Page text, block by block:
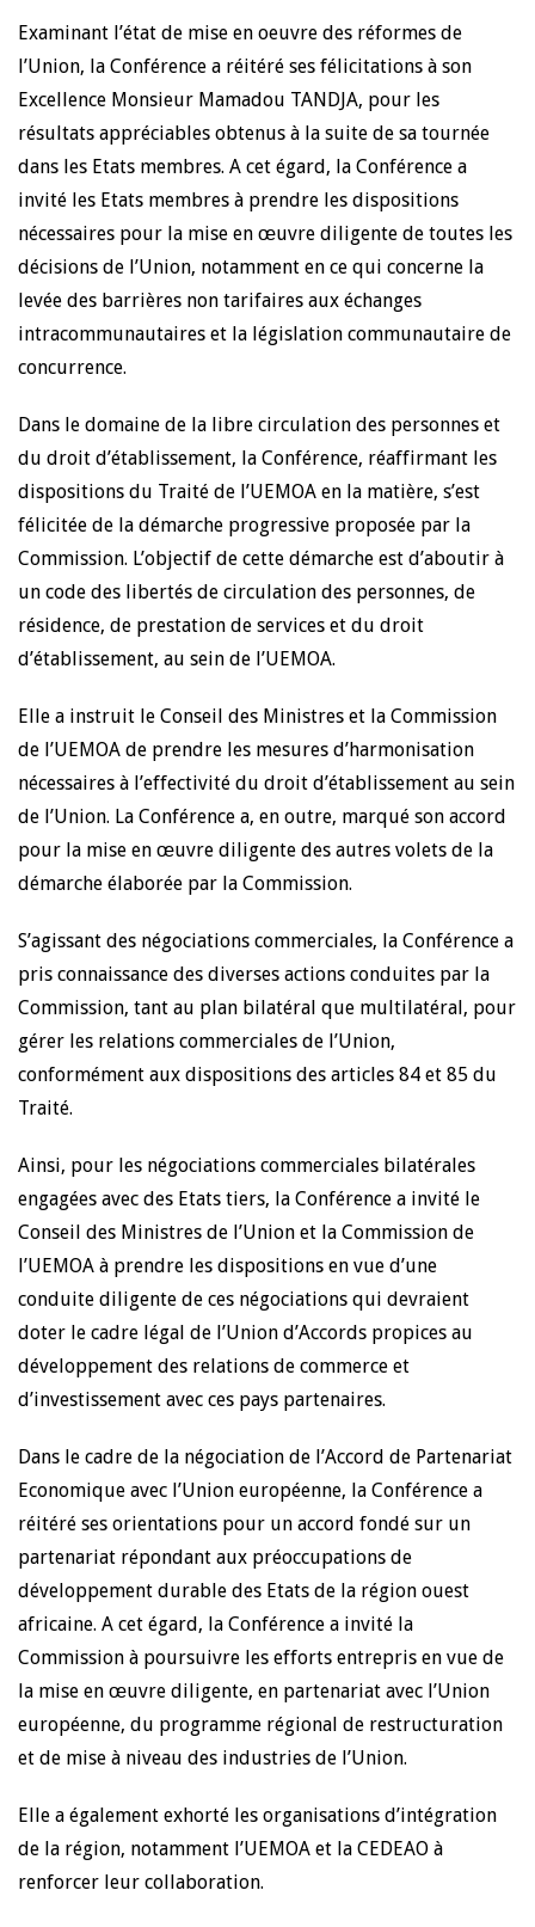
Examinant l’état de mise en oeuvre des réformes de
l’Union, la Conférence a réitéré ses félicitations à son
Excellence Monsieur Mamadou TANDJA, pour les
résultats appréciables obtenus à la suite de sa tournée
dans les Etats membres. A cet égard, la Conférence a
invité les Etats membres à prendre les dispositions
nécessaires pour la mise en œuvre diligente de toutes les
décisions de l’Union, notamment en ce qui concerne la
levée des barrières non tarifaires aux échanges
intracommunautaires et la législation communautaire de
concurrence.
Dans le domaine de la libre circulation des personnes et
du droit d’établissement, la Conférence, réaffirmant les
dispositions du Traité de l’UEMOA en la matière, s’est
félicitée de la démarche progressive proposée par la
Commission. L’objectif de cette démarche est d’aboutir à
un code des libertés de circulation des personnes, de
résidence, de prestation de services et du droit
d’établissement, au sein de l’UEMOA.
Elle a instruit le Conseil des Ministres et la Commission
de l’UEMOA de prendre les mesures d’harmonisation
nécessaires à l’effectivité du droit d’établissement au sein
de l’Union. La Conférence a, en outre, marqué son accord
pour la mise en œuvre diligente des autres volets de la
démarche élaborée par la Commission.
S’agissant des négociations commerciales, la Conférence a
pris connaissance des diverses actions conduites par la
Commission, tant au plan bilatéral que multilatéral, pour
gérer les relations commerciales de l’Union,
conformément aux dispositions des articles 84 et 85 du
Traité.
Ainsi, pour les négociations commerciales bilatérales
engagées avec des Etats tiers, la Conférence a invité le
Conseil des Ministres de l’Union et la Commission de
l’UEMOA à prendre les dispositions en vue d’une
conduite diligente de ces négociations qui devraient
doter le cadre légal de l’Union d’Accords propices au
développement des relations de commerce et
d’investissement avec ces pays partenaires.
Dans le cadre de la négociation de l’Accord de Partenariat
Economique avec l’Union européenne, la Conférence a
réitéré ses orientations pour un accord fondé sur un
partenariat répondant aux préoccupations de
développement durable des Etats de la région ouest
africaine. A cet égard, la Conférence a invité la
Commission à poursuivre les efforts entrepris en vue de
la mise en œuvre diligente, en partenariat avec l’Union
européenne, du programme régional de restructuration
et de mise à niveau des industries de l’Union.
Elle a également exhorté les organisations d’intégration
de la région, notamment l’UEMOA et la CEDEAO à
renforcer leur collaboration.